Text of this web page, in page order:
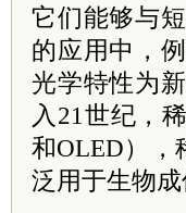
它们能够与
的应用中，
光学特性为
入21世纪，
和OLED），
泛用于生物成